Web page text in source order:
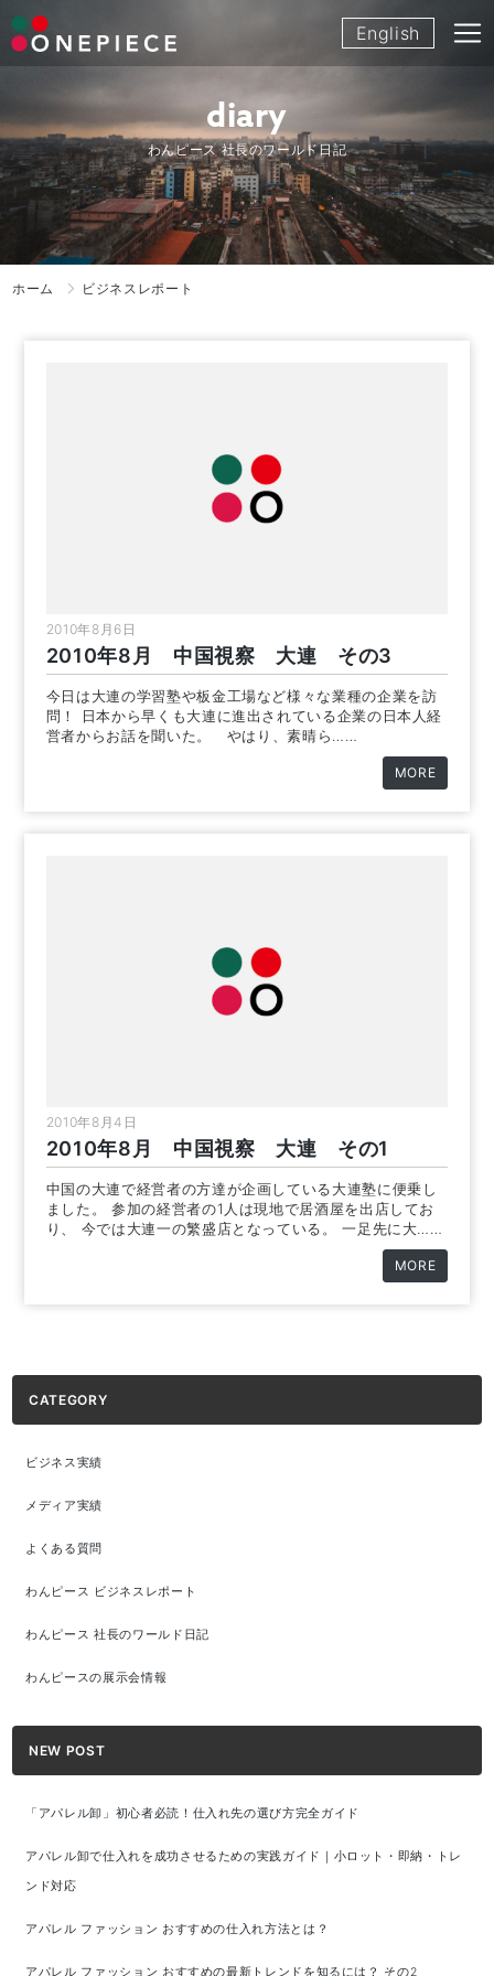
Skip
to
English
diary
わんピース 社長のワールド日記
ホーム ビジネスレポート
2010年8月6日
2010年8月 中国視察 大連 その3
今日は大連の学習塾や板金工場など様々な業種の企業を訪
問！ 日本から早くも大連に進出されている企業の日本人経
営者からお話を聞いた。 やはり、素晴ら……
MORE
2010年8月4日
2010年8月 中国視察 大連 その1
中国の大連で経営者の方達が企画している大連塾に便乗し
ました。 参加の経営者の1人は現地で居酒屋を出店してお
り、 今では大連一の繁盛店となっている。 一足先に大……
MORE
CATEGORY
ビジネス実績
メディア実績
よくある質問
わんピース ビジネスレポート
わんピース 社長のワールド日記
わんピースの展示会情報
NEW POST
「アパレル卸」初心者必読！仕入れ先の選び方完全ガイド
アパレル卸で仕入れを成功させるための実践ガイド｜小ロット・即納・トレ
ンド対応
アパレル ファッション おすすめの仕入れ方法とは？
アパレル ファッション おすすめの最新トレンドを知るには？ その2